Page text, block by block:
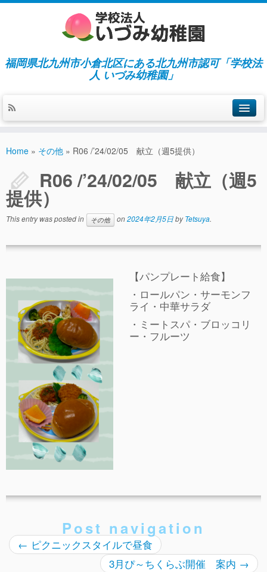
福岡県北九州市小倉北区にある北九州市認可「学校法
人 いづみ幼稚園」
施設紹介
指導／保育の内容
入園募集／入園費用
事故や怪我について
卒園児進路
お知らせ
給食日記
園生活ブログ
2歳児クラス(ももたろうクラブ)
募集概要(2歳児クラス)
保育料について
入会してから
ぴ～ち通信
求人情報（園見学/自主実習も対応）
Home » その他 » R06 /’24/02/05 献立（週5提供）
R06 /’24/02/05 献立（週5
提供）
This entry was posted in その他 on2024年2月5日byTetsuya.
【パンプレート給食】
・ロールパン・サーモンフ
ライ・中華サラダ
・ミートスパ・ブロッコリ
ー・フルーツ
Post navigation
← ピクニックスタイルで昼食
3月ぴ～ちくらぶ開催 案内 →